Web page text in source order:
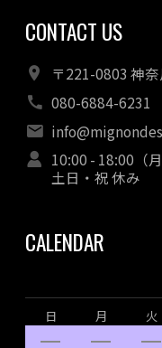
CONTACT US
〒221-0803 神
080-6884-6231
10:00 - 18:00（月
土日・祝 休み
CALENDAR
日 月 火